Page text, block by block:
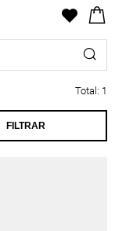
Total: 1
FILTRAR